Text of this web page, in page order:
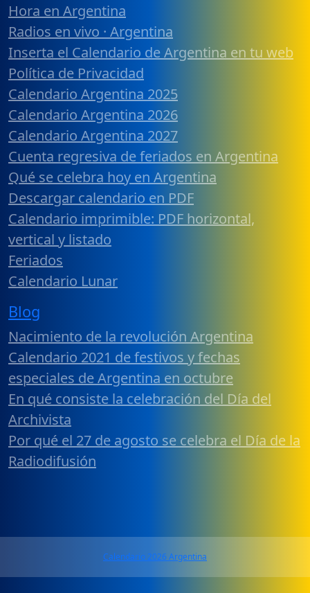
Hora en Argentina
Radios en vivo · Argentina
Inserta el Calendario de Argentina en tu web
Política de Privacidad
Calendario Argentina 2025
Calendario Argentina 2026
Calendario Argentina 2027
Cuenta regresiva de feriados en Argentina
Qué se celebra hoy en Argentina
Descargar calendario en PDF
Calendario imprimible: PDF horizontal,
vertical y listado
Feriados
Calendario Lunar
Blog
Nacimiento de la revolución Argentina
Calendario 2021 de festivos y fechas
especiales de Argentina en octubre
En qué consiste la celebración del Día del
Archivista
Por qué el 27 de agosto se celebra el Día de la
Radiodifusión
Calendario 2026 Argentina